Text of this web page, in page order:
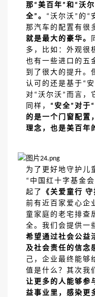
那 “ 美百年 ” 和 “ 沃
全” 。 “ 沃尔沃 ” 的 “
那汽车的配置有很
就是最大的豪华。
多，比如：外观很
也有一些进口的五
到了很大的提升。
认可的还是基于 “
对 “ 沃尔沃 ” 而言，
同样， “ 安全” 对于 “
的是一个门窗配置
理念，也是美百年
为了更好地守护儿
“ 中国红十字基金
起了
《关爱童行 守
前有近百家爱心企
童家庭的老宅排查
全。我们会提供一
希望通过社会公益
及社会责任的信念
己，企业最终能够
值是什么？其次我
让更多的人能够参
益事业里，感染更